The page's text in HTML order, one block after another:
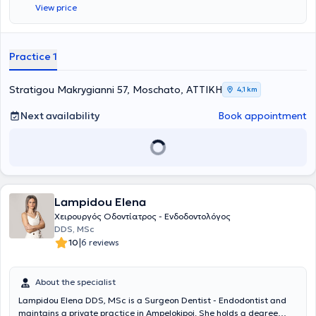
training, having worked in major clinics in both Greece and the
United Kingdom.
View price
Practice 1
Stratigou Makrygianni 57, Moschato, ΑΤΤΙΚΗ 4,1 km
Next availability Book appointment
Lampidou Elena
Χειρουργός Οδοντίατρος - Ενδοδοντολόγος
DDS, MSc
10|6 reviews
About the specialist
Lampidou Elena DDS, MSc is a Surgeon Dentist - Endodontist and
maintains a private practice in Ampelokipoi. She holds a degree